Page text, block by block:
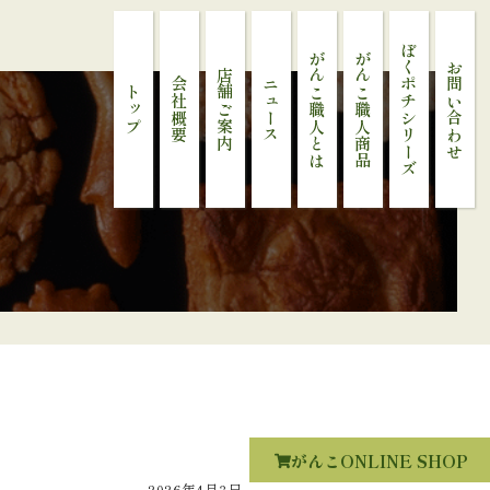
トップ 会社概要 店舗ご案内 ニュース がんこ職人とは がんこ職人商品 ぼくポチシリーズ お問い合わせ
がんこONLINE SHOP